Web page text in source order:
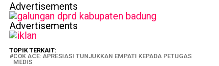
Advertisements
Advertisements
TOPIK TERKAIT:
COK ACE: APRESIASI TUNJUKKAN EMPATI KEPADA PETUGAS
MEDIS